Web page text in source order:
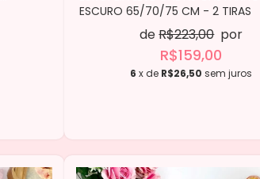
ESCURO 65/70/75 CM - 2 TIRAS
deR$223,00 por
R$159,00
6 x de R$26,50 sem juros